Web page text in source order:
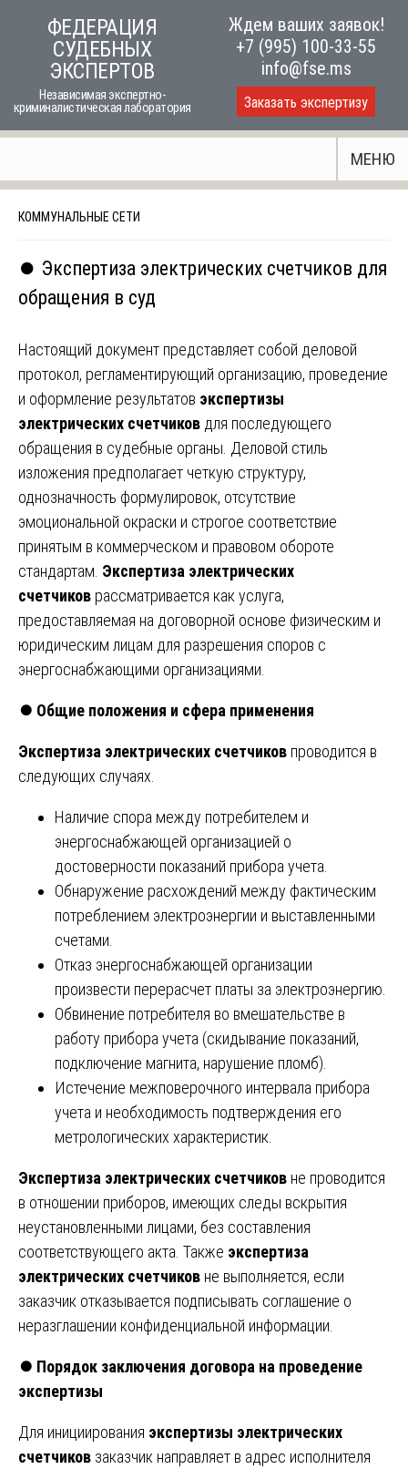
ФЕДЕРАЦИЯ
СУДЕБНЫХ
ЭКСПЕРТОВ
Независимая экспертно-
криминалистическая лаборатория
Ждем ваших заявок!
+7 (995) 100-33-55
info@fse.ms
Заказать экспертизу
МЕНЮ
КОММУНАЛЬНЫЕ СЕТИ
⏺️ Экспертиза электрических счетчиков для
обращения в суд
Настоящий документ представляет собой деловой
протокол, регламентирующий организацию, проведение
и оформление результатов экспертизы
электрических счетчиков для последующего
обращения в судебные органы. Деловой стиль
изложения предполагает четкую структуру,
однозначность формулировок, отсутствие
эмоциональной окраски и строгое соответствие
принятым в коммерческом и правовом обороте
стандартам. Экспертиза электрических
счетчиков рассматривается как услуга,
предоставляемая на договорной основе физическим и
юридическим лицам для разрешения споров с
энергоснабжающими организациями.
⏺️ Общие положения и сфера применения
Экспертиза электрических счетчиков проводится в
следующих случаях.
Наличие спора между потребителем и
энергоснабжающей организацией о
достоверности показаний прибора учета.
Обнаружение расхождений между фактическим
потреблением электроэнергии и выставленными
счетами.
Отказ энергоснабжающей организации
произвести перерасчет платы за электроэнергию.
Обвинение потребителя во вмешательстве в
работу прибора учета (скидывание показаний,
подключение магнита, нарушение пломб).
Истечение межповерочного интервала прибора
учета и необходимость подтверждения его
метрологических характеристик.
Экспертиза электрических счетчиков не проводится
в отношении приборов, имеющих следы вскрытия
неустановленными лицами, без составления
соответствующего акта. Также экспертиза
электрических счетчиков не выполняется, если
заказчик отказывается подписывать соглашение о
неразглашении конфиденциальной информации.
⏺️ Порядок заключения договора на проведение
экспертизы
Для инициирования экспертизы электрических
счетчиков заказчик направляет в адрес исполнителя